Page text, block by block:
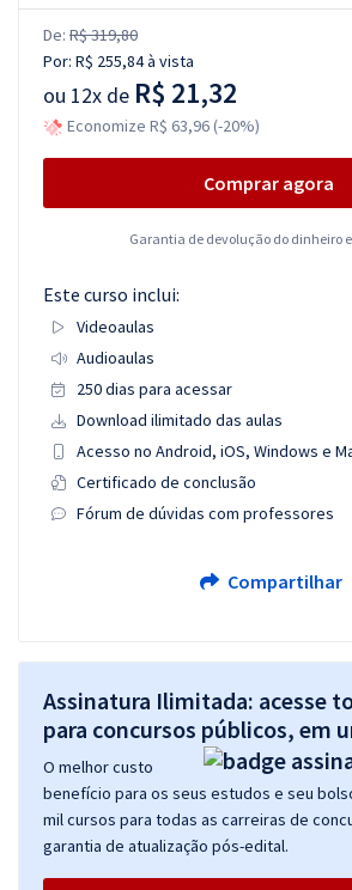
De: R$ 319,80
Por: R$ 255,84à vista
ou 12x de R$ 21,32
Economize R$ 63,96 (-20%)
Comprar agora
Garantia de devolução do dinheiro
Este curso inclui:
Videoaulas
Audioaulas
250 dias para acessar
Download ilimitado das aulas
Acesso no Android, iOS, Windows e
Certificado de conclusão
Fórum de dúvidas com professores
Compartilhar
Assinatura Ilimitada: acesse
para concursos públicos, em
O melhor custo
benefício para os seus estudos e seu
mil cursos para todas as carreiras de
garantia de atualização pós-edital.